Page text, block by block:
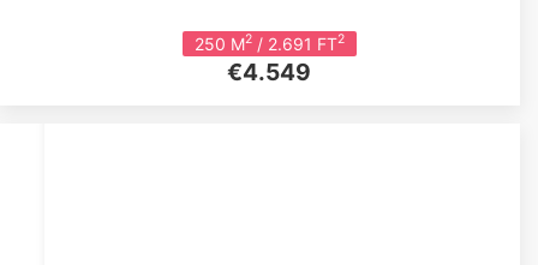
250 M2/ 2.691 FT2
€4.549